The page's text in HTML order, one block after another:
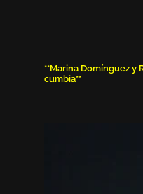
**Marina Domínguez y
cumbia**